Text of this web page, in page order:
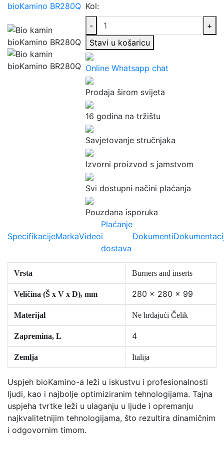
Kol:
-
+
Stavi u košaricu
Online Whatsapp chat
Prodaja širom svijeta
16 godina na tržištu
Savjetovanje stručnjaka
Izvorni proizvod s jamstvom
Svi dostupni načini plaćanja
Pouzdana isporuka
SpecifikacijeMarkaVideo
Plaćanje
i
dostava
Dokumenti
Vrsta Burners and inserts
Veličina (Š x V x D), mm 280 x 280 x 99
Materijal Ne hrđajući Čelik
Zapremina, L 4
Zemlja Italija
Uspjeh bioKamino-a leži u iskustvu i profesionalnosti
ljudi, kao i najbolje optimiziranim tehnologijama. Tajna
uspjeha tvrtke leži u ulaganju u ljude i opremanju
najkvalitetnijim tehnologijama, što rezultira dinamičnim
i odgovornim timom.